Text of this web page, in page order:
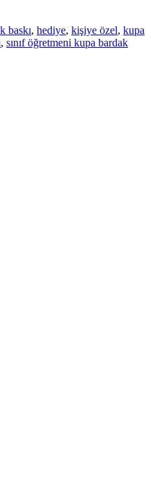
baskı, hediye, kişiye özel, kupa
, sınıf öğretmeni kupa bardak